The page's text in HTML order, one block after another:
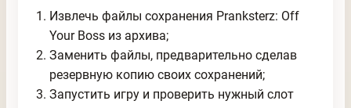
Извлечь файлы сохранения Pranksterz: Off
Your Boss из архива;
Заменить файлы, предварительно сделав
резервную копию своих сохранений;
Запустить игру и проверить нужный слот